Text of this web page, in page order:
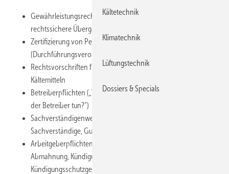
Gewährleistungsrecht im Werkvertrag (Gewährleistung,
rechtssichere Übergabe von Kälteanlagen)
Zertifizierung von Personen und Unternehmen
(Durchführungsverordnung 2015/2067)
Rechtsvorschriften für den Umgang mit brennbaren
Kältemitteln
Betreiberpflichten („Was muss der Fachbetrieb und was muss
der Betreiber tun?“)
Sachverständigenwesen (Fälle aus der Praxis, Beweisfragen,
Sachverständige, Gutachten, Selbständiges Beweisverfahren)
Arbeitgeberpflichten (Arbeitsrecht: Kündigungsrecht,
Abmahnung, Kündigung, Kündigungsschutz,
Kündigungsschutzgesetz, bes. Kündigungsschutz bei
Kältetechnik
Klimatechnik
Lüftungstechnik
Dossiers & Specials